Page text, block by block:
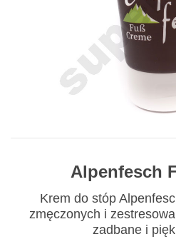
Alpenfesch
Krem do stóp
zmęczonych i
zadbane i